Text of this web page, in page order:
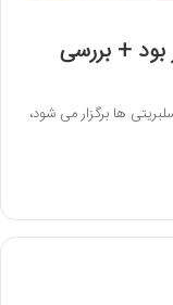
چه خبر بود + بررسی
ها برگزار می شود،